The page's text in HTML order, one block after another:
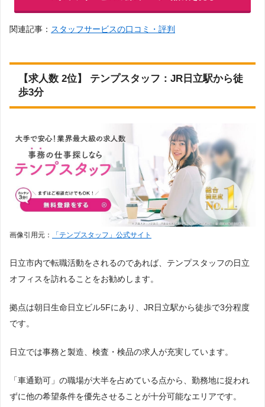
関連記事： スタッフサービスの口コミ・評判
【求人数 2位】 テンプスタッフ：JR日立駅から徒
歩3分
画像引用元： 「テンプスタッフ」公式サイト
日立市内で転職活動をされるのであれば、テンプスタッフの日立
オフィスを訪れることをお勧めします。
拠点は朝日生命日立ビル5Fにあり、JR日立駅から徒歩で3分程度
です。
日立では事務と製造、検査・検品の求人が充実しています。
「車通勤可」の職場が大半を占めている点から、勤務地に捉われ
ずに他の希望条件を優先させることが十分可能なエリアです。